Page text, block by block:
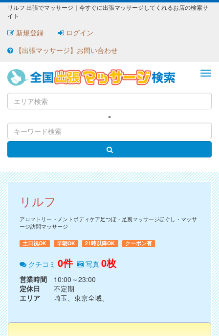
リルフ 出張でマッサージ｜今すぐに出張マッサージしてくれるお店の検索サ
イト
新規登録
ログイン
【出張マッサージ】お問い合わせ
×
リルフ
アロマトリートメントボディケア足つぼ・足裏マッサージほぐし・マッサ
ージ訪問マッサージ
土日祝OK 早朝OK 21時以降OK クーポン有
クチコミ 0件 写真 0枚
営業時間
10:00～23:00
定休日
不定期
エリア
埼玉、東京全域、